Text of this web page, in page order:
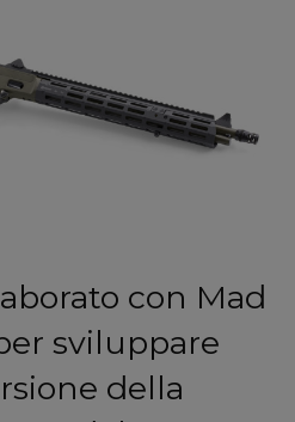
con Mad
sviluppare
della